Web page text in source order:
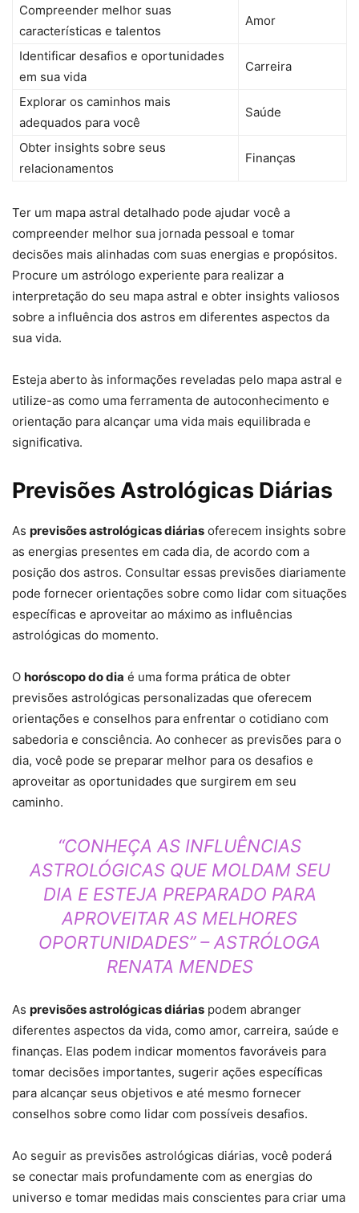
Compreender melhor suas
características e talentos
Amor
Identificar desafios e oportunidades
em sua vida
Carreira
Explorar os caminhos mais
adequados para você
Saúde
Obter insights sobre seus
relacionamentos
Finanças
Ter um mapa astral detalhado pode ajudar você a
compreender melhor sua jornada pessoal e tomar
decisões mais alinhadas com suas energias e propósitos.
Procure um astrólogo experiente para realizar a
interpretação do seu mapa astral e obter insights valiosos
sobre a influência dos astros em diferentes aspectos da
sua vida.
Esteja aberto às informações reveladas pelo mapa astral e
utilize-as como uma ferramenta de autoconhecimento e
orientação para alcançar uma vida mais equilibrada e
significativa.
Previsões Astrológicas Diárias
As previsões astrológicas diárias oferecem insights sobre
as energias presentes em cada dia, de acordo com a
posição dos astros. Consultar essas previsões diariamente
pode fornecer orientações sobre como lidar com situações
específicas e aproveitar ao máximo as influências
astrológicas do momento.
O horóscopo do dia é uma forma prática de obter
previsões astrológicas personalizadas que oferecem
orientações e conselhos para enfrentar o cotidiano com
sabedoria e consciência. Ao conhecer as previsões para o
dia, você pode se preparar melhor para os desafios e
aproveitar as oportunidades que surgirem em seu
caminho.
“CONHEÇA AS INFLUÊNCIAS
ASTROLÓGICAS QUE MOLDAM SEU
DIA E ESTEJA PREPARADO PARA
APROVEITAR AS MELHORES
OPORTUNIDADES” – ASTRÓLOGA
RENATA MENDES
As previsões astrológicas diárias podem abranger
diferentes aspectos da vida, como amor, carreira, saúde e
finanças. Elas podem indicar momentos favoráveis para
tomar decisões importantes, sugerir ações específicas
para alcançar seus objetivos e até mesmo fornecer
conselhos sobre como lidar com possíveis desafios.
Ao seguir as previsões astrológicas diárias, você poderá
se conectar mais profundamente com as energias do
universo e tomar medidas mais conscientes para criar uma